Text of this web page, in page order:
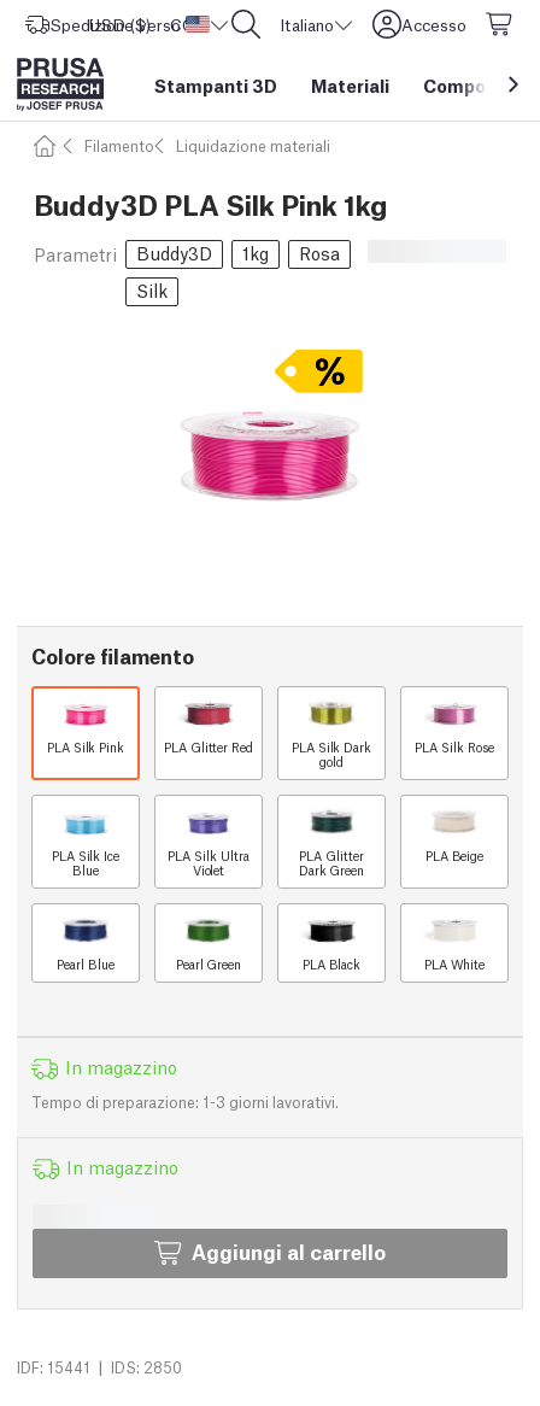
Spedizione verso Stati Uniti d'America
USD ($) CORE One L: Ora disponibile! Italiano Accesso
Stampanti 3D Materiali Componenti
Filamento Liquidazione materiali
Buddy3D PLA Silk Pink 1kg
Parametri Buddy3D 1kg
Rosa
Silk
Colore filamento
PLA Silk Pink PLA Glitter Red
PLA Silk Dark
gold
PLA Silk Rose
PLA Silk Ice
Blue
PLA Silk Ultra
Violet
PLA Glitter
Dark Green
PLA Beige
Pearl Blue Pearl Green PLA Black PLA White
In magazzino
Tempo di preparazione: 1-3 giorni lavorativi.
In magazzino
Aggiungi al carrello
IDF: 15441 | IDS: 2850